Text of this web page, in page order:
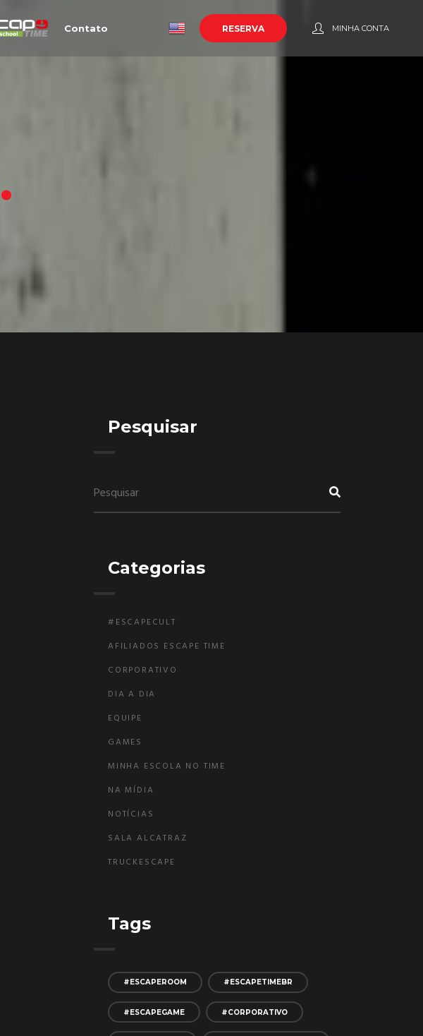
Contato RESERVA MINHA CONTA
Pesquisar
Categorias
#ESCAPECULT
AFILIADOS ESCAPE TIME
CORPORATIVO
DIA A DIA
EQUIPE
GAMES
MINHA ESCOLA NO TIME
NA MÍDIA
NOTÍCIAS
SALA ALCATRAZ
TRUCKESCAPE
Tags
#ESCAPEROOM #ESCAPETIMEBR
#ESCAPEGAME #CORPORATIVO